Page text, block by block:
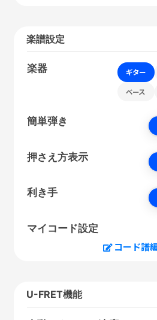
楽譜設定
楽器 ギター
ベース
簡単弾き
押さえ方表示
利き手
マイコード設定
コード譜
U-FRET機能